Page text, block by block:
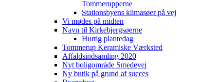
Tommerupperne
Stationsbyens klimasøer på vej
Vi mødes på midten
Navn til Kirkebjergsøerne
Hurtig plantedag
Tommerup Keramiske Værksted
Affaldsindsamling 2020
Nyt boligområde Smedevej
Ny butik på grund af succes